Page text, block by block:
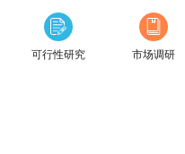
可行性研究 市场调研